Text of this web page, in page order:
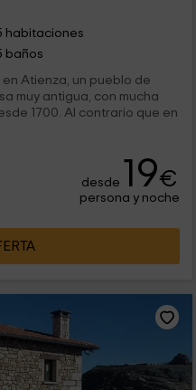
habitaciones
baños
Atienza, un pueblo de
muy antigua, con mucha
1700. Al contrario que en
desde 19€
persona y noche